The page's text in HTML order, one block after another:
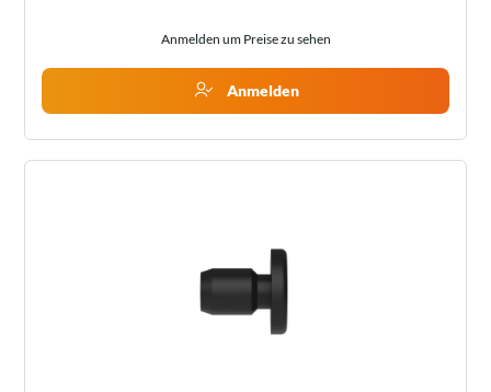
Anmelden um Preise zu sehen
Anmelden